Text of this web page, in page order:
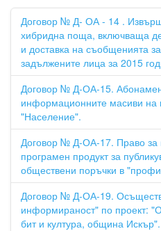
Договор № Д- ОА - 14 .
хибридна поща, включваща
и доставка на съобщенията
задължените лица за 2015
Договор № Д-ОА-15.
информационните масиви на
"Население".
Договор № Д-ОА-17. Право за
програмен продукт за
обществени поръчки в
Договор № Д-ОА-19.
информираност" по проект:
бит и култура, община Искър".